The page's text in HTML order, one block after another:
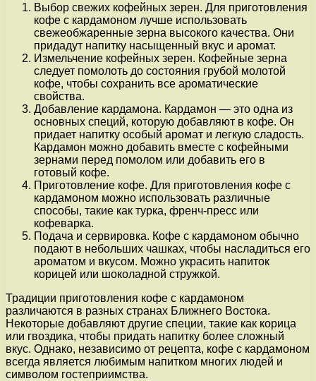
Выбор свежих кофейных зерен. Для приготовления
кофе с кардамоном лучше использовать
свежеобжаренные зерна высокого качества. Они
придадут напитку насыщенный вкус и аромат.
Измельчение кофейных зерен. Кофейные зерна
следует помолоть до состояния грубой молотой
кофе, чтобы сохранить все ароматические
свойства.
Добавление кардамона. Кардамон — это одна из
основных специй, которую добавляют в кофе. Он
придает напитку особый аромат и легкую сладость.
Кардамон можно добавить вместе с кофейными
зернами перед помолом или добавить его в
готовый кофе.
Приготовление кофе. Для приготовления кофе с
кардамоном можно использовать различные
способы, такие как турка, френч-пресс или
кофеварка.
Подача и сервировка. Кофе с кардамоном обычно
подают в небольших чашках, чтобы насладиться его
ароматом и вкусом. Можно украсить напиток
корицей или шоколадной стружкой.
Традиции приготовления кофе с кардамоном
различаются в разных странах Ближнего Востока.
Некоторые добавляют другие специи, такие как корица
или гвоздика, чтобы придать напитку более сложный
вкус. Однако, независимо от рецепта, кофе с кардамоном
всегда является любимым напитком многих людей и
символом гостеприимства.